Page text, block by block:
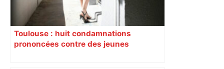
Toulouse : huit condamnations
prononcées contre des jeunes